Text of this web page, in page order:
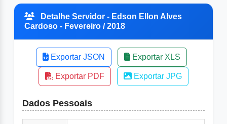
Detalhe Servidor - Edson Ellon Alves
Cardoso - Fevereiro / 2018
Exportar JSON Exportar XLS
Exportar PDF Exportar JPG
Dados Pessoais